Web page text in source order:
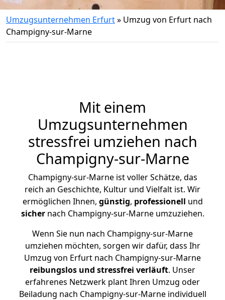
Umzugsunternehmen Erfurt» Umzug von Erfurt nach
Champigny-sur-Marne
Mit einem
Umzugsunternehmen
stressfrei umziehen nach
Champigny-sur-Marne
Champigny-sur-Marne ist voller Schätze, das
reich an Geschichte, Kultur und Vielfalt ist. Wir
ermöglichen Ihnen, günstig, professionell und
sichernach Champigny-sur-Marne umzuziehen.
Wenn Sie nun nach Champigny-sur-Marne
umziehen möchten, sorgen wir dafür, dass Ihr
Umzug von Erfurt nach Champigny-sur-Marne
reibungslos und stressfrei verläuft. Unser
erfahrenes Netzwerk plant Ihren Umzug oder
Beiladung nach Champigny-sur-Marne individuell